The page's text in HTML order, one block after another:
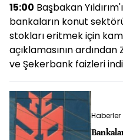
15:00 Başbakan
bankaların konut
stokları eritmek için
açıklamasının
ve Şekerbank faizleri
Haberler